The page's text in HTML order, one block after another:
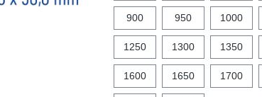
900 950 1000
1250 1300 1350
1600 1650 1700